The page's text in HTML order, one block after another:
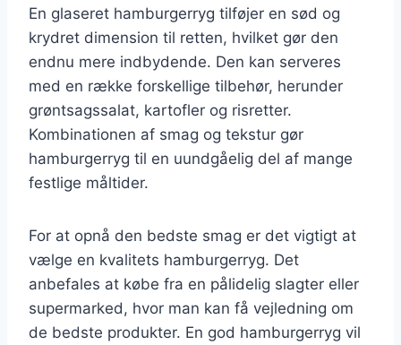
En glaseret hamburgerryg tilføjer en sød og
krydret dimension til retten, hvilket gør den
endnu mere indbydende. Den kan serveres
med en række forskellige tilbehør, herunder
grøntsagssalat, kartofler og risretter.
Kombinationen af smag og tekstur gør
hamburgerryg til en uundgåelig del af mange
festlige måltider.
For at opnå den bedste smag er det vigtigt at
vælge en kvalitets hamburgerryg. Det
anbefales at købe fra en pålidelig slagter eller
supermarked, hvor man kan få vejledning om
de bedste produkter. En god hamburgerryg vil